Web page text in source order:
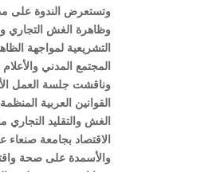
وظاهرة الغش التجاري
التشريعية لمواجهة
المجتمع المدني
وناقشت جلسة العمل
القوانين العربية
الغش والتقليد
الاقتصاد بجامعة
والأسمدة على صحة